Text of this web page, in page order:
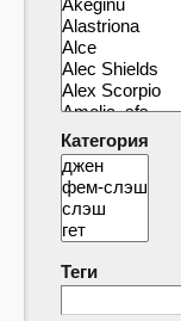
Категория
Теги